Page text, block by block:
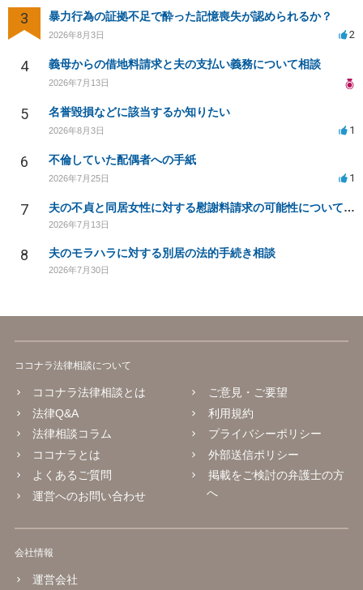
3 暴力行為の証拠不足で酔った記憶喪失が認められるか？
2026年8月3日 2
4 義母からの借地料請求と夫の支払い義務について相談
2026年7月13日
5 名誉毀損などに該当するか知りたい
2026年8月3日 1
6 不倫していた配偶者への手紙
2026年7月25日 1
7 夫の不貞と同居女性に対する慰謝料請求の可能性について相談
2026年7月13日
8 夫のモラハラに対する別居の法的手続き相談
2026年7月30日
ココナラ法律相談について
ココナラ法律相談とは
法律Q&A
法律相談コラム
ココナラとは
よくあるご質問
運営へのお問い合わせ
ご意見・ご要望
利用規約
プライバシーポリシー
外部送信ポリシー
掲載をご検討の弁護士の方
へ
会社情報
運営会社